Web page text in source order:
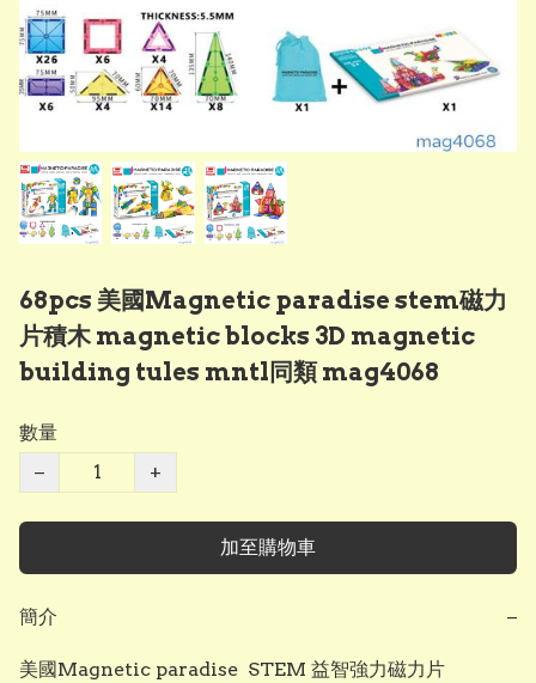
68pcs 美國Magnetic paradise stem磁力
片積木 magnetic blocks 3D magnetic
building tules mntl同類 mag4068
數量
−
+
加至購物車
簡介 −
美國Magnetic paradise  STEM 益智強力磁力片